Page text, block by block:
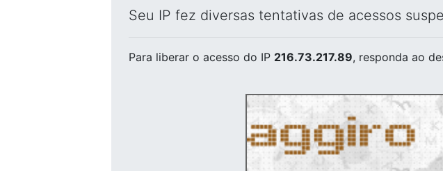
Seu IP fez diversas tentativas de acessos
Para liberar o acesso do IP 216.73.217.89, responda ao